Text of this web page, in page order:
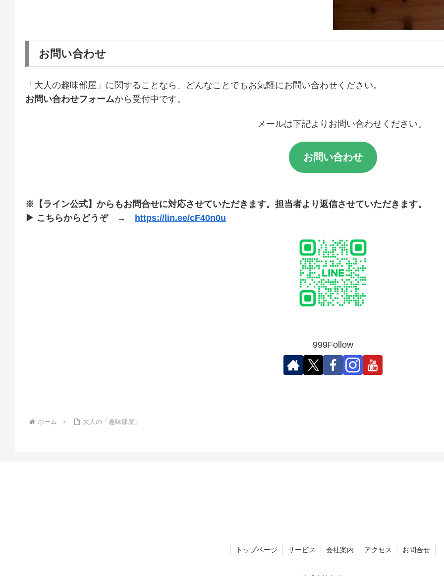
お問い合わせ
「大人の趣味部屋」に関することなら、どんなことでもお気軽にお問い合わせください。
お問い合わせフォームから受付中です。
メールは下記よりお問い合わせください。
お問い合わせ
※【ライン公式】からもお問合せに対応させていただきます。担当者より返信させていただきます。
▶ こちらからどうぞ →
https://lin.ee/cF40n0u
999Follow
ホーム 大人の「趣味部屋」
トップページ サービス 会社案内 アクセス お問合せ